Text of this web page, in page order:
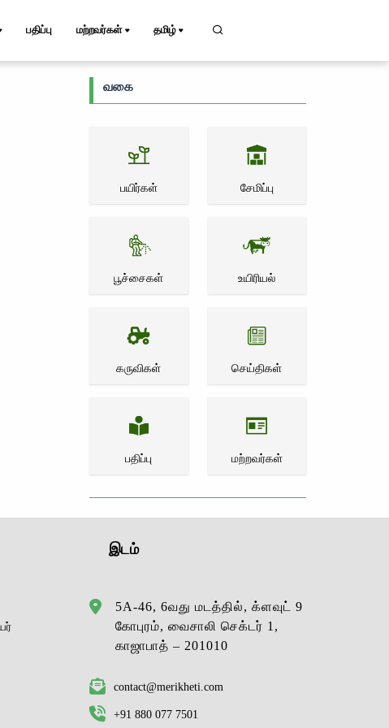
பதிப்பு மற்றவர்கள் தமிழ்
வகை
பயிர்கள் சேமிப்பு
பூச்சைகள் உயிரியல்
கருவிகள் செய்திகள்
பதிப்பு மற்றவர்கள்
இடம்
5A-46, 6வது மடத்தில், க்ளவுட் 9
கோபுரம், வைசாலி செக்டர் 1,
காஜாபாத் – 201010
contact@merikheti.com
+91 880 077 7501